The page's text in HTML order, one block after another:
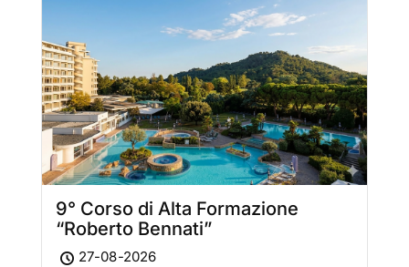
9° Corso di Alta Formazione
“Roberto Bennati”
27-08-2026